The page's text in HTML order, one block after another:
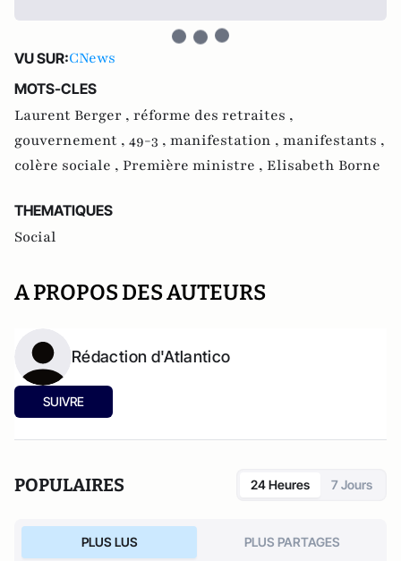
VU SUR:CNews
MOTS-CLES
Laurent Berger , réforme des retraites ,
gouvernement , 49-3 , manifestation , manifestants ,
colère sociale , Première ministre , Elisabeth Borne
THEMATIQUES
Social
A PROPOS DES AUTEURS
Rédaction d'Atlantico
SUIVRE
POPULAIRES 24 Heures 7 Jours
PLUS LUS PLUS PARTAGES